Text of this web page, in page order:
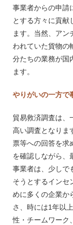
事業者からの申請
とする方々に貢献
ます。当然、ア
われていた貨物の
分たちの業務が国
ます。
やりがいの一方で
貿易救済調査は、
高い調査となりま
票等への回答を求
を確認しながら、
事業者は、少しで
そうとするインセ
めに多くの企業か
さ、時には1年以
性・チームワーク